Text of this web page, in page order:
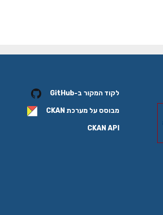
לקוד המקור ב-GitHub
מבוסס על מערכת CKAN
CKAN API